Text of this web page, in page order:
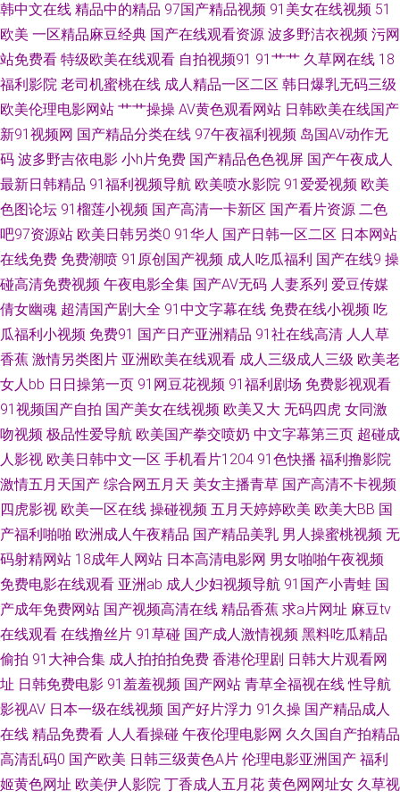
avav 92视频免费福利视频 92福利视频一区 91免费观看网页版 91白丝白虎
萝莉 性色四虎五月天 日本不卡毛片五 麻豆精品在线不卡 国产伊人网 九一传
媒 国产一区二哥 抖阴极品入口 超碰97国产在线观看 白丝av后入 91熟女中文
免费 91精品专区 在线观看国产91视频 亚洲天堂网2026 亚洲制服色图 亚色
视频在线 日韩极品在线视频 亚洲天堂视频网站 影音先锋av成人电影 91福利
剧场 91福利啪 91色狼网 www超碰肏屄在线 国自产拍第五页 欧美片1区 毛
片福利导航 久久人力资源91 www性色天堂 91亚洲视频 91极品 91传媒在线
欧美婷婷久久网 91海角原创 91c仔一区 av伦理直达网站 九1入囗 影音先锋另
类电影 97伊人在线 九一传媒官网 探花少妇探花 91绯色视频导航 91在线免
费观看地址 国产岳母理论9 人人干人人摸 色色网五月社区 91激情在线 91视
频久久 91黄小视频 69老湿机 一区二区成人日本欧美 亚洲成人日韩在线 五月
天AV资源大全 色久悠悠中文 亚洲永久精品国产 综合精品 尤物视频入口在线
91n传媒在线观看 中日韩传媒一区 亚洲欧洲成人综合 性欧美91 亚洲黄色精
品网站 五月天操穴 亚码精品国产精 亚洲首页福利一区二区 91成品视频 91亚
洲色图在线 91社区免费视频 91巨炮视频在线 91超碰久草 影音先锋资源AV
导航 91福利姬网站 91免费黄站 91偷拍视频99 91社在线 91麻豆精品传媒在
线 91国产丝袜在线观看 91黄色爆菊 91饭店丝袜足交福利彩票 午夜肏屄传媒
韩中文在线 精品中的精品 97国产精品视频 91美女在线视频 51
欧美 一区精品麻豆经典 国产在线观看资源 波多野洁衣视频 污网
站免费看 特级欧美在线观看 自拍视频91 91艹艹 久草网在线 18
福利影院 老司机蜜桃在线 成人精品一区二区 韩日爆乳无码三级
欧美伦理电影网站 艹艹操操 AV黄色观看网站 日韩欧美在线国产
新91视频网 国产精品分类在线 97午夜福利视频 岛国AV动作无
码 波多野吉依电影 小h片免费 国产精品色色视屏 国产午夜成人
最新日韩精品 91福利视频导航 欧美喷水影院 91爱爱视频 欧美
色图论坛 91榴莲小视频 国产高清一卡新区 国产看片资源 二色
吧97资源站 欧美日韩另类0 91华人 国产日韩一区二区 日本网站
在线免费 免费潮喷 91原创国产视频 成人吃瓜福利 国产在线9 操
碰高清免费视频 午夜电影全集 国产AV无码 人妻系列 爱豆传媒
倩女幽魂 超清国产剧大全 91中文字幕在线 免费在线小视频 吃
瓜福利小视频 免费91 国产日产亚洲精品 91社在线高清 人人草
香蕉 激情另类图片 亚洲欧美在线观看 成人三级成人三级 欧美老
女人bb 日日操第一页 91网豆花视频 91福利剧场 免费影视观看
91视频国产自拍 国产美女在线视频 欧美又大 无码四虎 女同激
吻视频 极品性爱导航 欧美国产拳交喷奶 中文字幕第三页 超碰成
人影视 欧美日韩中文一区 手机看片1204 91色快播 福利撸影院
激情五月天国产 综合网五月天 美女主播青草 国产高清不卡视频
四虎影视 欧美一区在线 操碰视频 五月天婷婷欧美 欧美大BB 国
产福利啪啪 欧洲成人午夜精品 国产精品美乳 男人操蜜桃视频 无
码射精网站 18成年人网站 日本高清电影网 男女啪啪午夜视频
免费电影在线观看 亚洲ab 成人少妇视频导航 91国产小青蛙 国
产成年免费网站 国产视频高清在线 精品香蕉 求a片网址 麻豆tv
在线观看 在线撸丝片 91草碰 国产成人激情视频 黑料吃瓜精品
偷拍 91大神合集 成人拍拍拍免费 香港伦理剧 日韩大片观看网
址 日韩免费电影 91羞羞视频 国产网站 青草全福视在线 性导航
影视AV 日本一级在线视频 国产好片浮力 91久操 国产精品成人
在线 精品免费看 人人看操碰 午夜伦理电影网 久久国自产拍精品
高清乱码0 国产欧美 日韩三级黄色A片 伦理电影亚洲国产 福利
姬黄色网址 欧美伊人影院 丁香成人五月花 黄色网网址女 久草视